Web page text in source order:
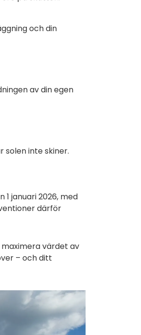
och din
av din egen
inte skiner.
januari 2026, med
därför
värdet av
– och ditt